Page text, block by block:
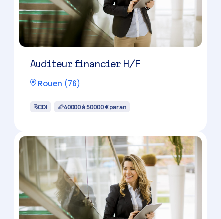
Auditeur financier H/F
Rouen (76)
CDI 40000 à 50000 € par an